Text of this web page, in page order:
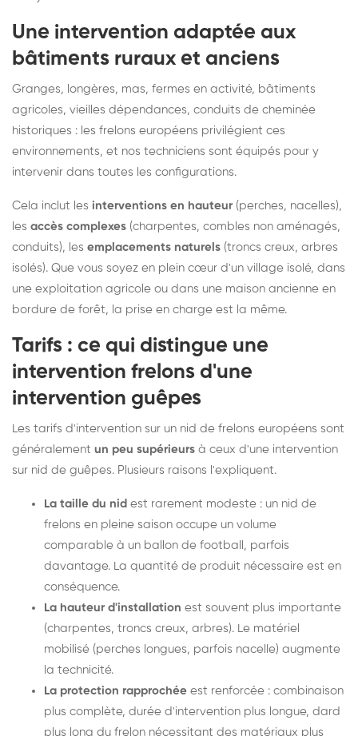
Une intervention adaptée aux
bâtiments ruraux et anciens
Granges, longères, mas, fermes en activité, bâtiments
agricoles, vieilles dépendances, conduits de cheminée
historiques : les frelons européens privilégient ces
environnements, et nos techniciens sont équipés pour y
intervenir dans toutes les configurations.
Cela inclut les interventions en hauteur (perches, nacelles),
les accès complexes (charpentes, combles non aménagés,
conduits), les emplacements naturels (troncs creux, arbres
isolés). Que vous soyez en plein cœur d'un village isolé, dans
une exploitation agricole ou dans une maison ancienne en
bordure de forêt, la prise en charge est la même.
Tarifs : ce qui distingue une
intervention frelons d'une
intervention guêpes
Les tarifs d'intervention sur un nid de frelons européens sont
généralement un peu supérieurs à ceux d'une intervention
sur nid de guêpes. Plusieurs raisons l'expliquent.
La taille du nid est rarement modeste : un nid de
frelons en pleine saison occupe un volume
comparable à un ballon de football, parfois
davantage. La quantité de produit nécessaire est en
conséquence.
La hauteur d'installation est souvent plus importante
(charpentes, troncs creux, arbres). Le matériel
mobilisé (perches longues, parfois nacelle) augmente
la technicité.
La protection rapprochée est renforcée : combinaison
plus complète, durée d'intervention plus longue, dard
plus long du frelon nécessitant des matériaux plus